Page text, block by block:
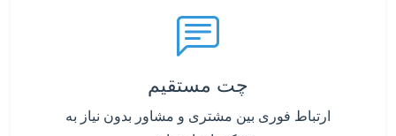
چت مستقیم
ارتباط فوری بین مشتری و مشاور بدون نیاز به